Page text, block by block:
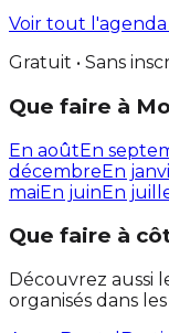
Voir tout l'agenda
Gratuit • Sans
Que faire à
En aoûtEn
décembreEn
maiEn juinEn
Que faire à
Découvrez aussi
organisés dans